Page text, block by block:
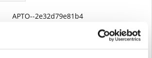
APTO--2e32d79e81b4